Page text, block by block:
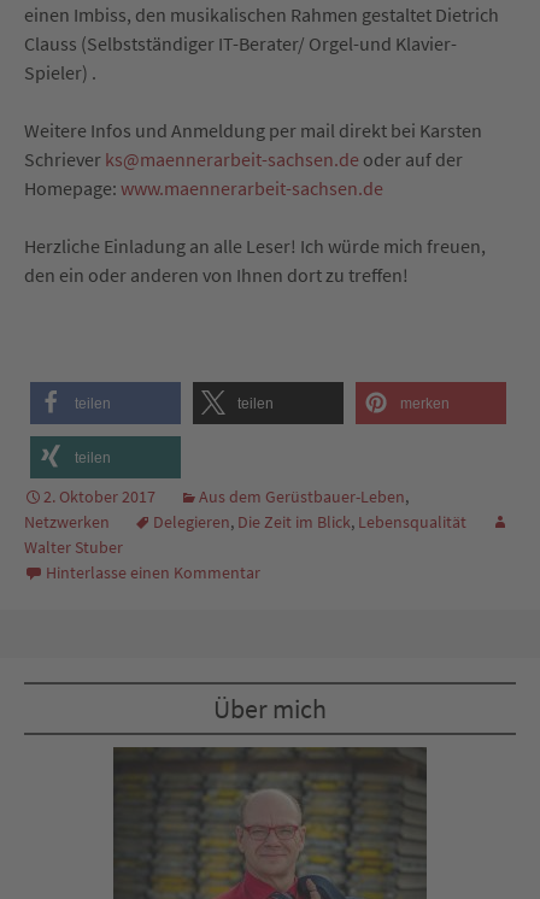
einen Imbiss, den musikalischen Rahmen gestaltet Dietrich
Clauss (Selbstständiger IT-Berater/ Orgel-und Klavier-
Spieler) .
Weitere Infos und Anmeldung per mail direkt bei Karsten
Schriever ks@maennerarbeit-sachsen.de oder auf der
Homepage: www.maennerarbeit-sachsen.de
Herzliche Einladung an alle Leser! Ich würde mich freuen,
den ein oder anderen von Ihnen dort zu treffen!
teilen teilen merken
teilen
2. Oktober 2017 Aus dem Gerüstbauer-Leben,
Netzwerken
Delegieren, Die Zeit im Blick, Lebensqualität
Walter Stuber
Hinterlasse einen Kommentar
Über mich